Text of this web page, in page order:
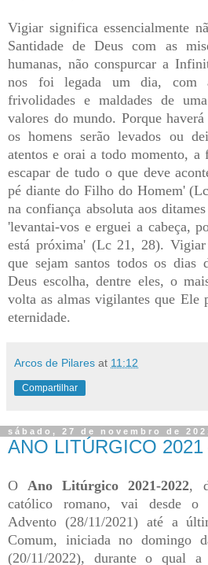
Vigiar significa essencialmente
Santidade de Deus com as
humanas, não conspurcar a
nos foi legada um dia, com
frivolidades e maldades de
valores do mundo. Porque
os homens serão levados ou
atentos e orai a todo momento, a
escapar de tudo o que deve
pé diante do Filho do Homem'
na confiança absoluta aos
'levantai-vos e erguei a cabeça,
está próxima' (Lc 21, 28). Vigiar
que sejam santos todos os dias
Deus escolha, dentre eles, o
volta as almas vigilantes que Ele
eternidade.
Arcos de Pilares at 11:12
Compartilhar
sábado, 27 de novembro de
ANO LITÚRGICO 2021
O Ano Litúrgico 2021-2022,
católico romano, vai desde o
Advento (28/11/2021) até a
Comum, iniciada no domingo
(20/11/2022), durante o qual